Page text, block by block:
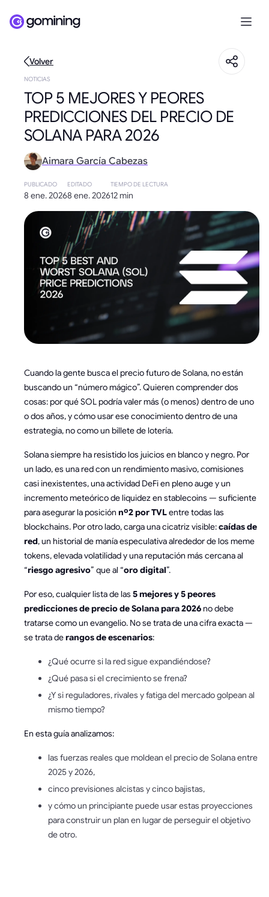
Volver
NOTICIAS
TOP 5 MEJORES Y PEORES
PREDICCIONES DEL PRECIO DE
SOLANA PARA 2026
Aimara García Cabezas
PUBLICADO
8 ene. 2026
EDITADO
8 ene. 2026
TIEMPO DE LECTURA
12 min
Cuando la gente busca el precio futuro de Solana, no están
buscando un “número mágico”. Quieren comprender dos
cosas: por qué SOL podría valer más (o menos) dentro de uno
o dos años, y cómo usar ese conocimiento dentro de una
estrategia, no como un billete de lotería.
Solana siempre ha resistido los juicios en blanco y negro. Por
un lado, es una red con un rendimiento masivo, comisiones
casi inexistentes, una actividad DeFi en pleno auge y un
incremento meteórico de liquidez en stablecoins — suficiente
para asegurar la posición nº2 por TVLentre todas las
blockchains. Por otro lado, carga una cicatriz visible:caídas de
red, un historial de manía especulativa alrededor de los meme
tokens, elevada volatilidad y una reputación más cercana al
“riesgo agresivo” que al “oro digital”.
Por eso, cualquier lista de las 5 mejores y 5 peores
predicciones de precio de Solana para 2026no debe
tratarse como un evangelio. No se trata de una cifra exacta —
se trata derangos de escenarios:
¿Qué ocurre si la red sigue expandiéndose?
¿Qué pasa si el crecimiento se frena?
¿Y si reguladores, rivales y fatiga del mercado golpean al
mismo tiempo?
En esta guía analizamos:
las fuerzas reales que moldean el precio de Solana entre
2025 y 2026,
cinco previsiones alcistas y cinco bajistas,
y cómo un principiante puede usar estas proyecciones
para construir un plan en lugar de perseguir el objetivo
de otro.